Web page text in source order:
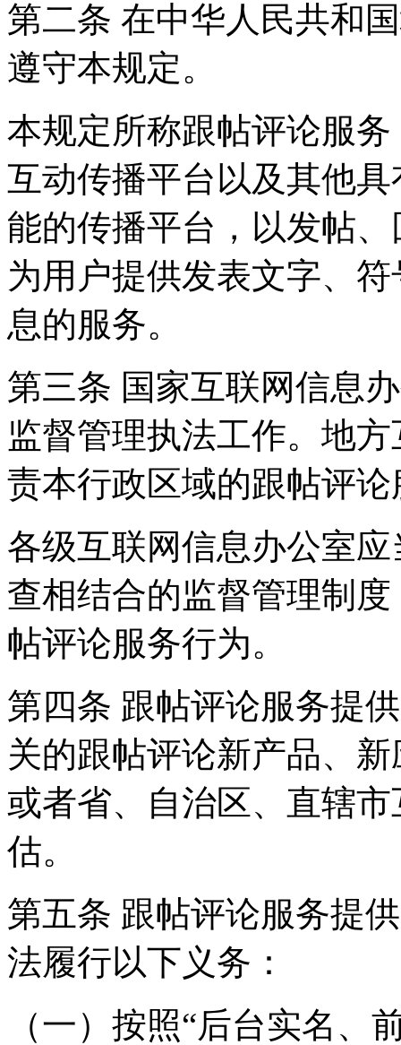
第二条 在中华人民共和
遵守本规定。
本规定所称跟帖评论服
互动传播平台以及其他
能的传播平台，以发帖
为用户提供发表文字、
息的服务。
第三条 国家互联网信息
监督管理执法工作。地
责本行政区域的跟帖评
各级互联网信息办公室
查相结合的监督管理制
帖评论服务行为。
第四条 跟帖评论服务提
关的跟帖评论新产品、
或者省、自治区、直辖
估。
第五条 跟帖评论服务提
法履行以下义务：
（一）按照“后台实名、